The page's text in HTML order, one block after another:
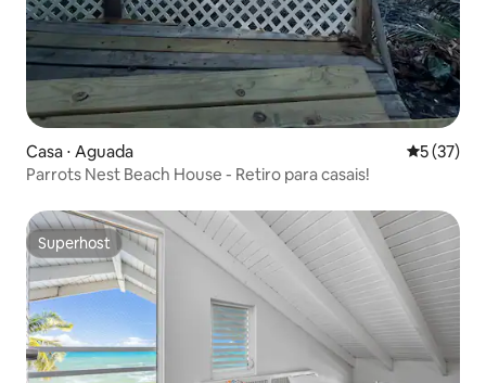
Casa ⋅ Aguada 5 de uma
5 (37)
Parrots Nest Beach House - Retiro para casais!
Superhost
Superhost